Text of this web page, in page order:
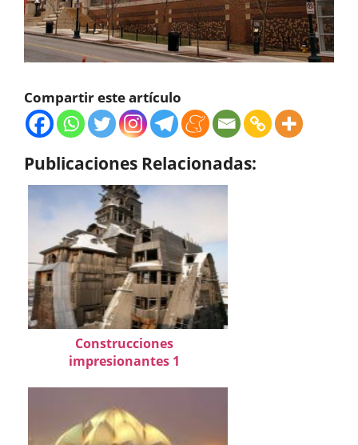
Compartir este artículo
Publicaciones Relacionadas:
Construcciones
impresionantes 1